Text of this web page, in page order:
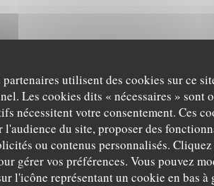
partenaires utilisent des cookies sur ce
Les cookies dits « nécessaires »
nécessitent votre consentement. Ces
l'audience du site, proposer des
ou contenus personnalisés.
gérer vos préférences. Vous pouvez
l'icône représentant un cookie en bas à
Service:5/5 Ambiance : 5
pas mieux sur Grenoble rapport qualité-prix
L'EPICURIEN